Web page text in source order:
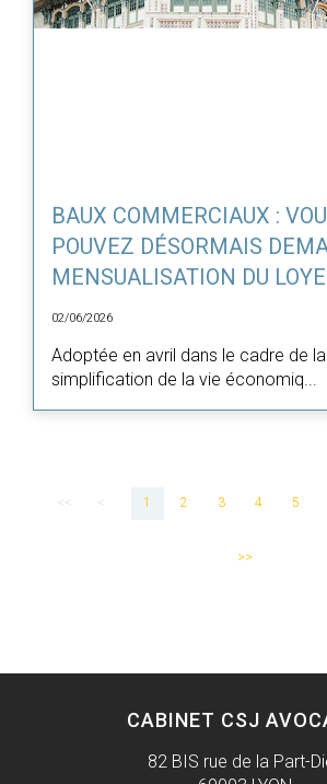
BAUX COMMERCIAUX :
POUVEZ DÉSORMAIS
MENSUALISATION DU
02/06/2026
Adoptée en avril dans le cadre de
simplification de la vie économiq...
<< < 1 2 3 4 5
>>
CABINET CSJ
82 BIS rue de la Part-